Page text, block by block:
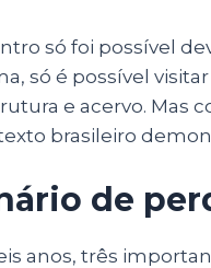
só foi possível
só é possível
e acervo. Mas
brasileiro
de
anos, três